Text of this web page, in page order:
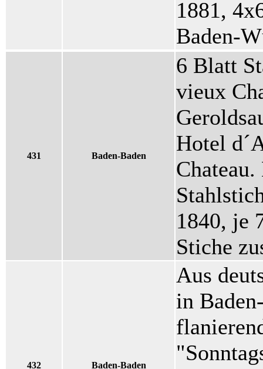
1881,
Baden-
431 Baden-Baden
6 Blatt
vieux
Hotel
1840, je
Stiche
432 Baden-Baden
Aus
in